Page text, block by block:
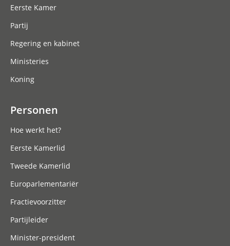
Eerste Kamer
Partij
Regering en kabinet
Ministeries
Koning
Personen
Hoe werkt het?
Eerste Kamerlid
Tweede Kamerlid
Europarlementariër
Fractievoorzitter
Partijleider
Minister-president